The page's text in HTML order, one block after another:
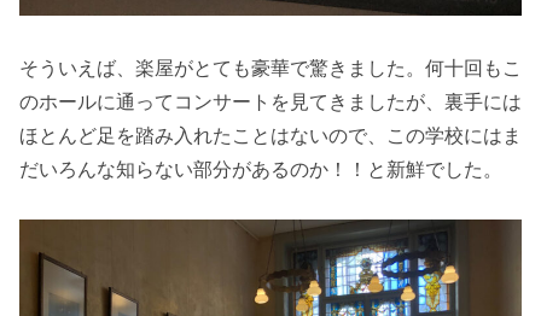
そういえば、楽屋がとても豪華で驚きました。何十回もこ
のホールに通ってコンサートを見てきましたが、裏手には
ほとんど足を踏み入れたことはないので、この学校にはま
だいろんな知らない部分があるのか！！と新鮮でした。